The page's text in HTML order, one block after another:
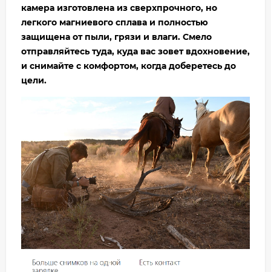
камера изготовлена из сверхпрочного, но
легкого магниевого сплава и полностью
защищена от пыли, грязи и влаги. Смело
отправляйтесь туда, куда вас зовет вдохновение,
и снимайте с комфортом, когда доберетесь до
цели.